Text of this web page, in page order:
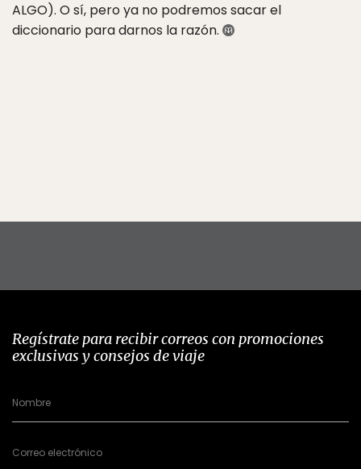
ALGO). O sí, pero ya no podremos sacar el
diccionario para darnos la razón.
Regístrate para recibir correos con promociones
exclusivas y consejos de viaje